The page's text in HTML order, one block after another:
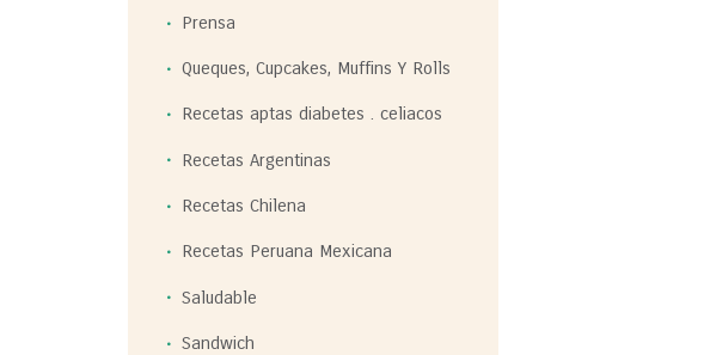
Prensa
Queques, Cupcakes, Muffins Y Rolls
Recetas aptas diabetes . celiacos
Recetas Argentinas
Recetas Chilena
Recetas Peruana Mexicana
Saludable
Sandwich